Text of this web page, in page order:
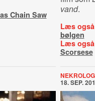
Chain Saw
vand.
Læs
bølgen
Læs
Scorsese
NEKROLOG
18. SEP.